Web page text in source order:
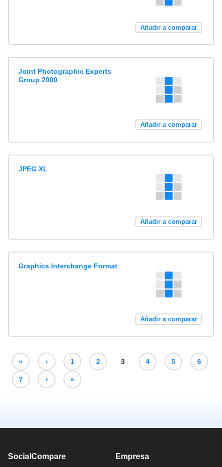
Añadir a comparar
Joint Photographic Experts
Group 2000
Añadir a comparar
JPEG XL
Añadir a comparar
Graphics Interchange Format
Añadir a comparar
« ‹ 1 2 3 4 5 6
7 › »
SocialCompare Empresa